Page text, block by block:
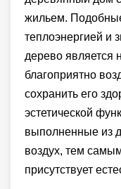
жильем.
теплоэнергией и
дерево является
благоприятно
сохранить его
эстетической
выполненные из
воздух, тем
присутствует